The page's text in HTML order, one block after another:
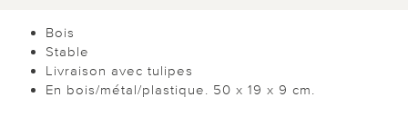
Bois
Stable
Livraison avec tulipes
En bois/métal/plastique. 50 x 19 x 9 cm.